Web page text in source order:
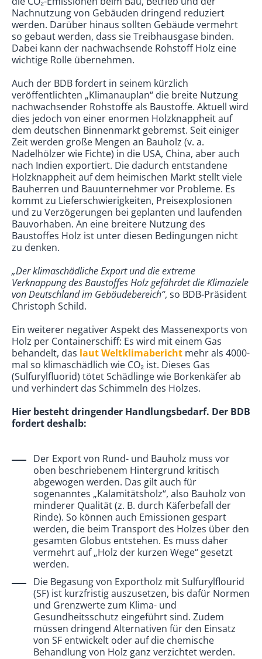
Nachnutzung von Gebäuden dringend reduziert
werden. Darüber hinaus sollten Gebäude vermehrt
so gebaut werden, dass sie Treibhausgase binden.
Dabei kann der nachwachsende Rohstoff Holz eine
wichtige Rolle übernehmen.
Auch der BDB fordert in seinem kürzlich
veröffentlichten „Klimanauplan“ die breite Nutzung
nachwachsender Rohstoffe als Baustoffe. Aktuell wird
dies jedoch von einer enormen Holzknappheit auf
dem deutschen Binnenmarkt gebremst. Seit einiger
Zeit werden große Mengen an Bauholz (v. a.
Nadelhölzer wie Fichte) in die USA, China, aber auch
nach Indien exportiert. Die dadurch entstandene
Holzknappheit auf dem heimischen Markt stellt viele
Bauherren und Bauunternehmer vor Probleme. Es
kommt zu Lieferschwierigkeiten, Preisexplosionen
und zu Verzögerungen bei geplanten und laufenden
Bauvorhaben. An eine breitere Nutzung des
Baustoffes Holz ist unter diesen Bedingungen nicht
zu denken.
„Der klimaschädliche Export und die extreme
Verknappung des Baustoffes Holz gefährdet die Klimaziele
von Deutschland im Gebäudebereich“, so BDB-Präsident
Christoph Schild.
Ein weiterer negativer Aspekt des Massenexports von
Holz per Containerschiff: Es wird mit einem Gas
behandelt, das laut Weltklimabericht mehr als 4000-
mal so klimaschädlich wie CO₂ ist. Dieses Gas
(Sulfurylfluorid) tötet Schädlinge wie Borkenkäfer ab
und verhindert das Schimmeln des Holzes.
Hier besteht dringender Handlungsbedarf. Der BDB
fordert deshalb:
Der Export von Rund- und Bauholz muss vor
oben beschriebenem Hintergrund kritisch
abgewogen werden. Das gilt auch für
sogenanntes „Kalamitätsholz“, also Bauholz von
minderer Qualität (z. B. durch Käferbefall der
Rinde). So können auch Emissionen gespart
werden, die beim Transport des Holzes über den
gesamten Globus entstehen. Es muss daher
vermehrt auf „Holz der kurzen Wege“ gesetzt
werden.
Die Begasung von Exportholz mit Sulfurylflourid
(SF) ist kurzfristig auszusetzen, bis dafür Normen
und Grenzwerte zum Klima- und
Gesundheitsschutz eingeführt sind. Zudem
müssen dringend Alternativen für den Einsatz
von SF entwickelt oder auf die chemische
Behandlung von Holz ganz verzichtet werden.